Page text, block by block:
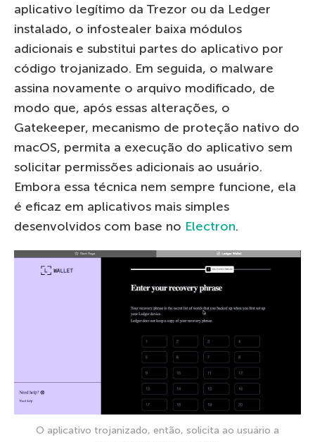
aplicativo legítimo da Trezor ou da Ledger
instalado, o infostealer baixa módulos
adicionais e substitui partes do aplicativo por
código trojanizado. Em seguida, o malware
assina novamente o arquivo modificado, de
modo que, após essas alterações, o
Gatekeeper, mecanismo de proteção nativo do
macOS, permita a execução do aplicativo sem
solicitar permissões adicionais ao usuário.
Embora essa técnica nem sempre funcione, ela
é eficaz em aplicativos mais simples
desenvolvidos com base no Electron.
O aplicativo trojanizado, então, solicita ao usuário a